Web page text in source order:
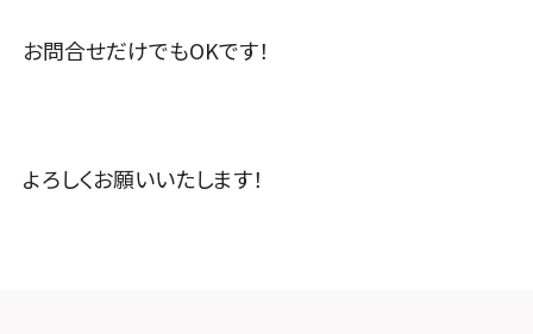
お問合せだけでもOKです！
よろしくお願いいたします！